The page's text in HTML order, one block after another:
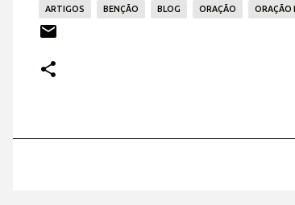
ARTIGOS BENÇÃO BLOG ORAÇÃO ORAÇÃO